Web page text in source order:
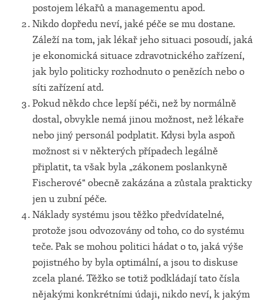
postojem lékařů a managementu apod.
Nikdo dopředu neví, jaké péče se mu dostane.
Záleží na tom, jak lékař jeho situaci posoudí, jaká
je ekonomická situace zdravotnického zařízení,
jak bylo politicky rozhodnuto o penězích nebo o
síti zařízení atd.
Pokud někdo chce lepší péči, než by normálně
dostal, obvykle nemá jinou možnost, než lékaře
nebo jiný personál podplatit. Kdysi byla aspoň
možnost si v některých případech legálně
připlatit, ta však byla „zákonem poslankyně
Fischerové“ obecně zakázána a zůstala prakticky
jen u zubní péče.
Náklady systému jsou těžko předvídatelné,
protože jsou odvozovány od toho, co do systému
teče. Pak se mohou politici hádat o to, jaká výše
pojistného by byla optimální, a jsou to diskuse
zcela plané. Těžko se totiž podkládají tato čísla
nějakými konkrétními údaji, nikdo neví, k jakým